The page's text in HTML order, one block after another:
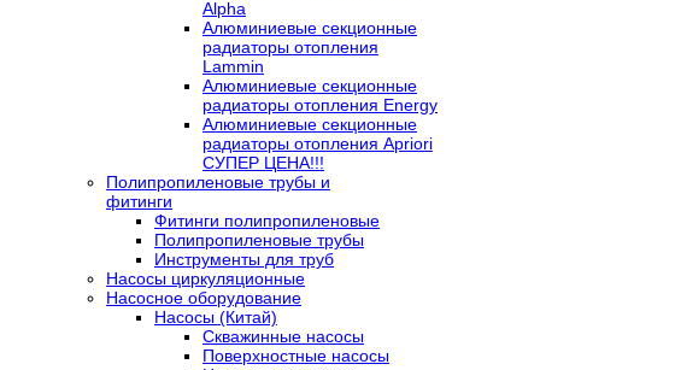
Alpha
Алюминиевые секционные
радиаторы отопления
Lammin
Алюминиевые секционные
радиаторы отопления Energy
Алюминиевые секционные
радиаторы отопления Apriori
СУПЕР ЦЕНА!!!
Полипропиленовые трубы и
фитинги
Фитинги полипропиленовые
Полипропиленовые трубы
Инструменты для труб
Насосы циркуляционные
Насосное оборудование
Насосы (Китай)
Скважинные насосы
Поверхностные насосы